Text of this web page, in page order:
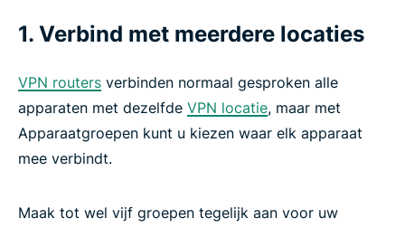
ExpressVPN is compatibel met de volgende
routers
1. Verbind met meerdere locaties
VPN routers verbinden normaal gesproken alle
apparaten met dezelfde VPN locatie, maar met
Apparaatgroepen kunt u kiezen waar elk apparaat
mee verbindt.
Maak tot wel vijf groepen tegelijk aan voor uw